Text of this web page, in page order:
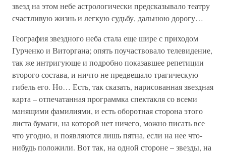
звезд на этом небе астрологически предсказывало театру
счастливую жизнь и легкую судьбу, дальнюю дорогу…
География звездного неба стала еще шире с приходом
Гурченко и Виторгана; опять поучаствовало телевидение,
так же интригующе и подробно показавшее репетиции
второго состава, и ничто не предвещало трагическую
гибель его. Но… Есть, так сказать, нарисованная звездная
карта – отпечатанная программка спектакля со всеми
манящими фамилиями, и есть оборотная сторона этого
листа бумаги, на которой нет ничего, можно писать все
что угодно, и появляются лишь пятна, если на нее что-
нибудь положили. Вот так, на одной стороне – звезды, на